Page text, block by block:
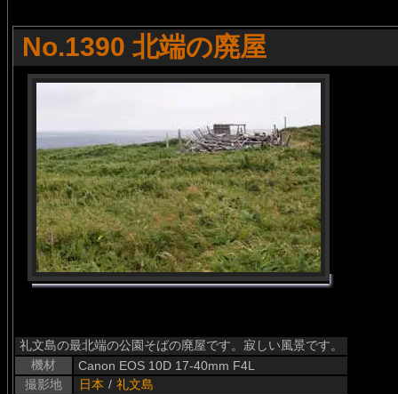
No.1390 北端の廃屋
礼文島の最北端の公園そばの廃屋です。寂しい風景です。
機材
Canon EOS 10D 17-40mm F4L
撮影地
日本 / 礼文島